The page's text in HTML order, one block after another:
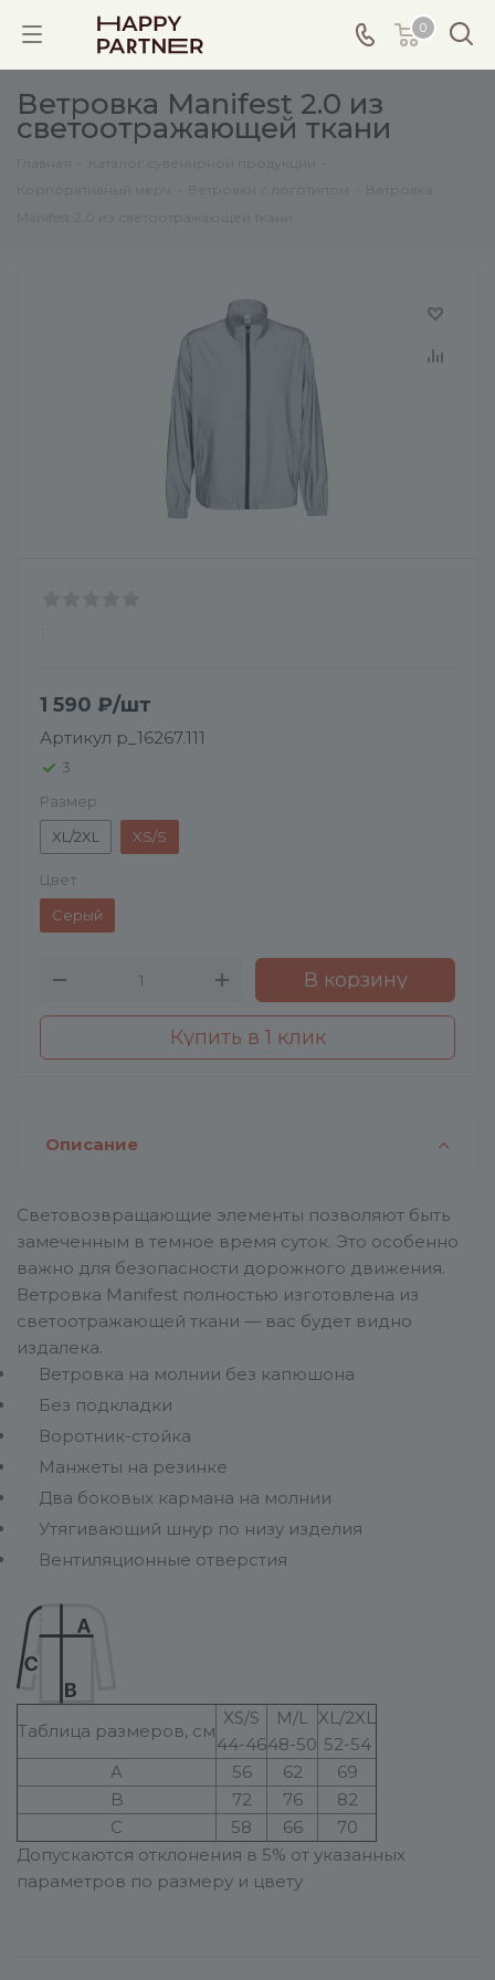
0
Ветровка Manifest 2.0 из
светоотражающей ткани
:
1 590 ₽/шт
Артикул p_16267.111
3
Размер
XL/2XL
XS/S
Цвет
Серый
В корзину
Купить в 1 клик
Описание
Световозвращающие элементы позволяют быть
замеченным в темное время суток. Это особенно
важно для безопасности дорожного движения.
Ветровка Manifest полностью изготовлена из
светоотражающей ткани — вас будет видно
издалека.
Ветровка на молнии без капюшона
Без подкладки
Воротник-стойка
Манжеты на резинке
Два боковых кармана на молнии
Утягивающий шнур по низу изделия
Вентиляционные отверстия
Таблица размеров, см
XS/S
44-46
M/L
48-50
XL/2XL
52-54
A
56 62
69
B
72 76
82
C
58 66
70
Допускаются отклонения в 5% от указанных
параметров по размеру и цвету